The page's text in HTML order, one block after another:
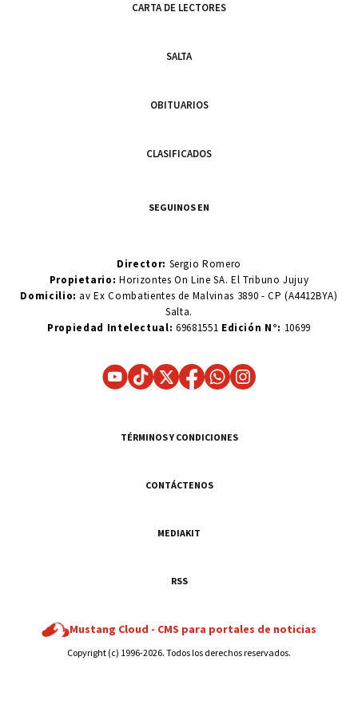
CARTA DE LECTORES
SALTA
OBITUARIOS
CLASIFICADOS
SEGUINOS EN
Director: Sergio Romero
Propietario:Horizontes On Line SA. El Tribuno Jujuy
Domicilio: av Ex Combatientes de Malvinas 3890 - CP (A4412BYA)
Salta.
Propiedad Intelectual: 69681551 Edición N°: 10699
TÉRMINOS Y CONDICIONES
CONTÁCTENOS
MEDIAKIT
RSS
Mustang Cloud - CMS para portales de noticias
Copyright (c) 1996-2026. Todos los derechos reservados.